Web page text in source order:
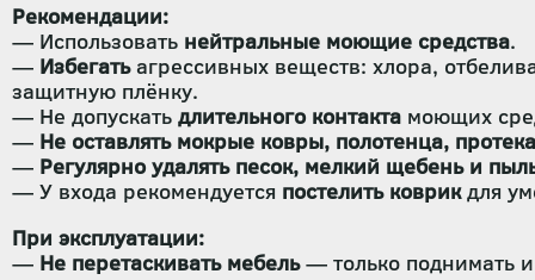
Рекомендации:
— Использовать нейтральные моющие средства.
— Избегатьагрессивных веществ: хлора,
защитную плёнку.
— Не допускать длительного контакта моющих
— Не оставлять мокрые ковры, полотенца,
— Регулярно удалять песок, мелкий щебень и
— У входа рекомендуется постелить коврикдля
При эксплуатации:
— Не перетаскивать мебель— только поднимать